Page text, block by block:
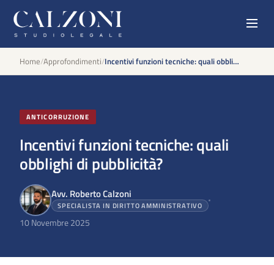
Home/Approfondimenti/ Incentivi funzioni tecniche: quali obblighi di pubblicità?
ANTICORRUZIONE
Incentivi funzioni tecniche: quali
obblighi di pubblicità?
Avv. Roberto Calzoni
SPECIALISTA IN DIRITTO AMMINISTRATIVO
10 Novembre 2025